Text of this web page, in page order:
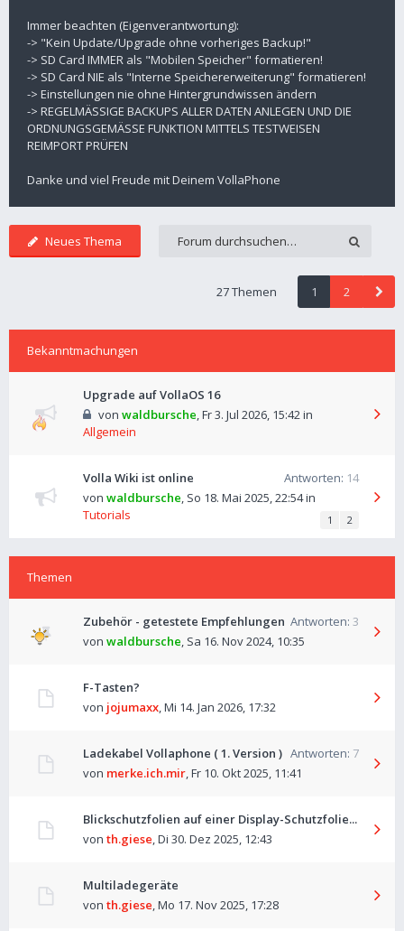
Immer beachten (Eigenverantwortung):
-> "Kein Update/Upgrade ohne vorheriges Backup!"
-> SD Card IMMER als "Mobilen Speicher" formatieren!
-> SD Card NIE als "Interne Speichererweiterung" formatieren!
-> Einstellungen nie ohne Hintergrundwissen ändern
-> REGELMÄSSIGE BACKUPS ALLER DATEN ANLEGEN UND DIE
ORDNUNGSGEMÄSSE FUNKTION MITTELS TESTWEISEN
REIMPORT PRÜFEN
Danke und viel Freude mit Deinem VollaPhone
Neues Thema
27 Themen 1 2
Bekanntmachungen
Upgrade auf VollaOS 16
von waldbursche,Fr 3. Jul 2026, 15:42in
Allgemein
Volla Wiki ist online Antworten: 14
von waldbursche, So 18. Mai 2025, 22:54in
Tutorials
1 2
Themen
Zubehör - getestete Empfehlungen Antworten: 3
von waldbursche, Sa 16. Nov 2024, 10:35
F-Tasten?
von jojumaxx,Mi 14. Jan 2026, 17:32
Ladekabel Vollaphone ( 1. Version ) Antworten: 7
von merke.ich.mir,Fr 10. Okt 2025, 11:41
Blickschutzfolien auf einer Display-Schutzfolie...
von th.giese,Di 30. Dez 2025, 12:43
Multiladegeräte
von th.giese,Mo 17. Nov 2025, 17:28